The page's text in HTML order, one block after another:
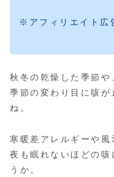
※アフィリエイト広
秋冬の乾燥した季節や
季節の変わり目に咳が
ね。
寒暖差アレルギーや風
夜も眠れないほどの咳
うか。